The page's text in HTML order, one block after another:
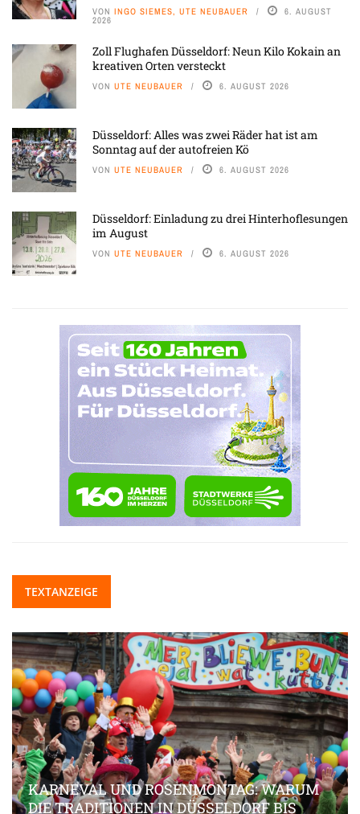
VON INGO SIEMES, UTE NEUBAUER 6. AUGUST
2026
Zoll Flughafen Düsseldorf: Neun Kilo Kokain an
kreativen Orten versteckt
VON UTE NEUBAUER 6. AUGUST 2026
Düsseldorf: Alles was zwei Räder hat ist am
Sonntag auf der autofreien Kö
VON UTE NEUBAUER 6. AUGUST 2026
Düsseldorf: Einladung zu drei Hinterhoflesungen
im August
VON UTE NEUBAUER 6. AUGUST 2026
TEXTANZEIGE
KARNEVAL UND ROSENMONTAG: WARUM
DIE TRADITIONEN IN DÜSSELDORF BIS